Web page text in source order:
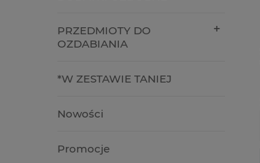
PRZEDMIOTY DO
OZDABIANIA
*W ZESTAWIE TANIEJ
Nowości
Promocje